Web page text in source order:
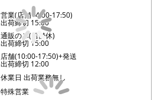
営業(店舗14:00-17:50)
出荷締切 15:00
通販のみ(店舗休)
出荷締切 15:00
店舗(10:00-17:50)+発送
出荷締切 12:00
休業日 出荷業務無し
特殊営業